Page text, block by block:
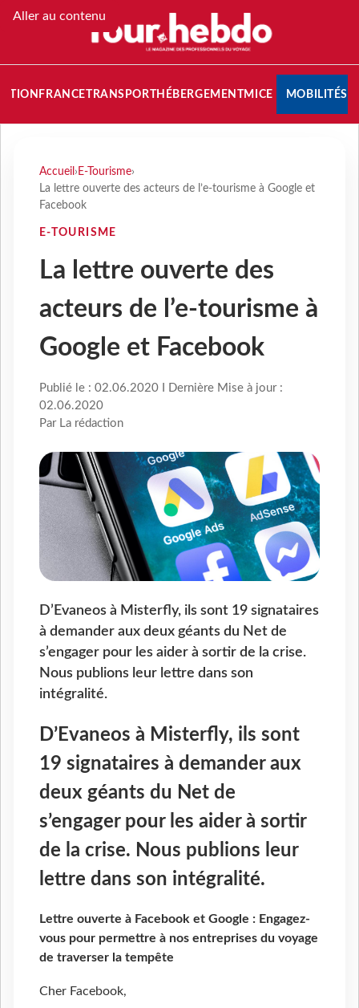
Aller au contenu
FRANCETRANSPORT HÉBERGEMENTMICE MOBILITÉS
Accueil › E-Tourisme›
La lettre ouverte des acteurs de l’e-tourisme à Google et
Facebook
E-TOURISME
La lettre ouverte des
acteurs de l’e-tourisme à
Google et Facebook
Publié le : 02.06.2020 I Dernière Mise à jour :
02.06.2020
Par La rédaction
D’Evaneos à Misterfly, ils sont 19 signataires
à demander aux deux géants du Net de
s’engager pour les aider à sortir de la crise.
Nous publions leur lettre dans son
intégralité.
D’Evaneos à Misterfly, ils sont
19 signataires à demander aux
deux géants du Net de
s’engager pour les aider à sortir
de la crise. Nous publions leur
lettre dans son intégralité.
Lettre ouverte à Facebook et Google : Engagez-
vous pour permettre à nos entreprises du voyage
de traverser la tempête
Cher Facebook,